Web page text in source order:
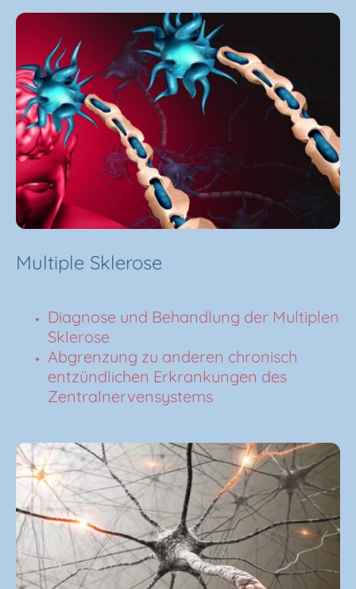
Multiple Sklerose
Diagnose und Behandlung der Multiplen
Sklerose
Abgrenzung zu anderen chronisch
entzündlichen Erkrankungen des
Zentralnervensystems